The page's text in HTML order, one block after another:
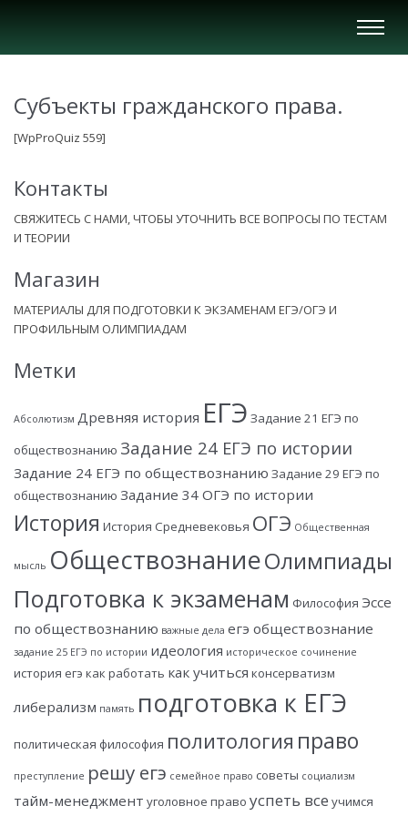
Вкл/
Выкл
Субъекты гражданского права.
[WpProQuiz 559]
Контакты
СВЯЖИТЕСЬ С НАМИ, ЧТОБЫ УТОЧНИТЬ ВСЕ ВОПРОСЫ ПО ТЕСТАМ
И ТЕОРИИ
Магазин
МАТЕРИАЛЫ ДЛЯ ПОДГОТОВКИ К ЭКЗАМЕНАМ ЕГЭ/ОГЭ И
ПРОФИЛЬНЫМ ОЛИМПИАДАМ
Метки
Абсолютизм Древняя история ЕГЭ Задание 21 ЕГЭ по
обществознанию Задание 24 ЕГЭ по истории
Задание 24 ЕГЭ по обществознанию Задание 29 ЕГЭ по
обществознанию Задание 34 ОГЭ по истории
История История Средневековья ОГЭ Общественная
мысль ОбществознаниеОлимпиады
Подготовка к экзаменам Философия Эссе
по обществознанию важные дела егэ обществознание
задание 25 ЕГЭ по истории идеология историческое сочинение
история егэ как работать как учиться консерватизм
либерализм память подготовка к ЕГЭ
политическая философия политология право
преступление решу егэ семейное право советы социализм
тайм-менеджмент уголовное право успеть все учимся